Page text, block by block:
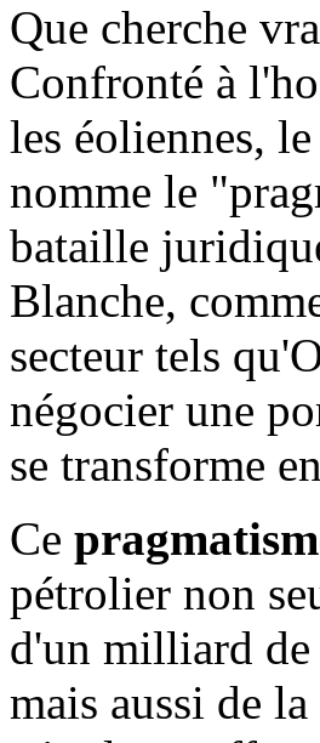
Que cherche
Confronté à
les éoliennes,
nomme le
bataille
Blanche,
secteur tels
négocier une
se transforme
Ce
pétrolier non
d'un milliard de
mais aussi de